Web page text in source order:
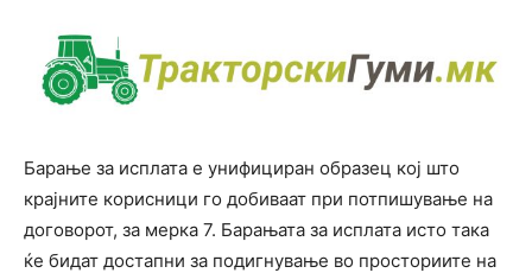
Барање за исплата е унифициран образец кој што
крајните корисници го добиваат при потпишување на
договорот, за мерка 7. Барањата за исплата исто така
ќе бидат достапни за подигнување во просториите на